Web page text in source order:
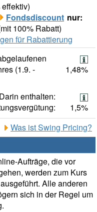
Fondsdiscount nur:
100% Rabatt)
für Rabattierung
(1.9. -
1,48%
Darin enthalten:
1,5%
Was ist Swing Pricing?
Aufträge, die vor
werden zum Kurs
Alle anderen
sich in der Regel um